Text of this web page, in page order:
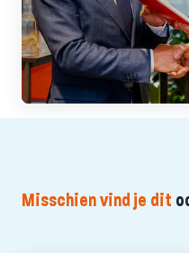
Misschien vind je dit